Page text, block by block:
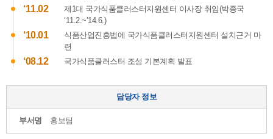
품
‘11.02
제1대 국가식품클러스터지원센터 이사장 취임(박종국
‘11.2.~’14.6.)
‘10.01
식품산업진흥법에 국가식품클러스터지원센터 설치근거 마
련
‘08.12 국가식품클러스터 조성 기본계획 발표
담당자 정보
부서명 홍보팀